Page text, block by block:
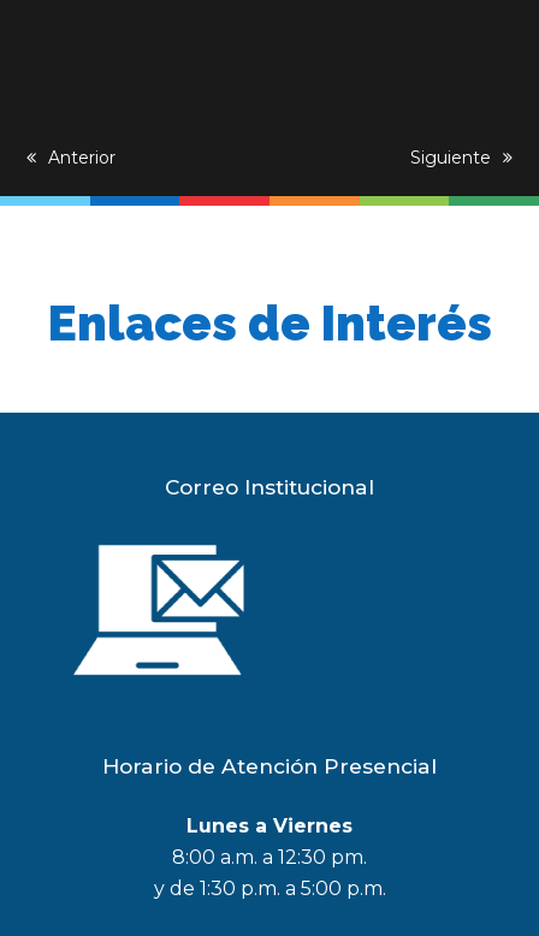
previous
Anterior
next
Siguiente
Enlaces de Interés
Correo Institucional
Horario de Atención Presencial
Lunes a Viernes
8:00 a.m. a 12:30 pm.
y de 1:30 p.m. a 5:00 p.m.